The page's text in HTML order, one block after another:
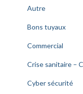
Autre
Bons tuyaux
Commercial
Crise sanitaire –
Cyber sécurité